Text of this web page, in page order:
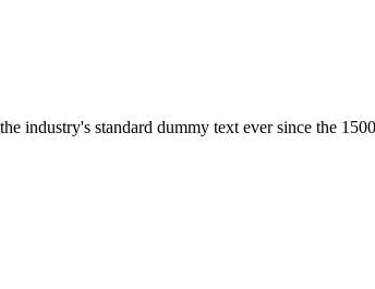
industry's standard dummy text ever since the